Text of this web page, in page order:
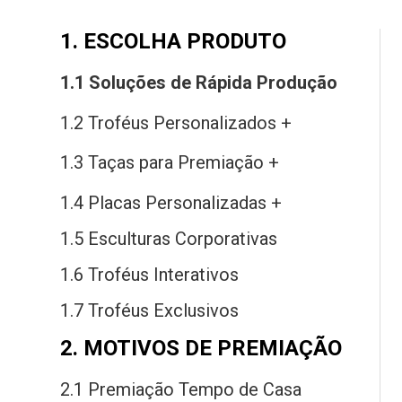
1. ESCOLHA PRODUTO
1.1 Soluções de Rápida Produção
1.2 Troféus Personalizados +
1.3 Taças para Premiação +
1.4 Placas Personalizadas +
1.5 Esculturas Corporativas
1.6 Troféus Interativos
1.7 Troféus Exclusivos
2. MOTIVOS DE PREMIAÇÃO
2.1 Premiação Tempo de Casa